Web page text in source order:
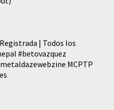
| Todos los
#betovazquez
MCPTP